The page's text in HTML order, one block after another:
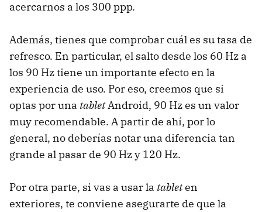
acercarnos a los 300 ppp.
Además, tienes que comprobar cuál es su tasa de
refresco. En particular, el salto desde los 60 Hz a
los 90 Hz tiene un importante efecto en la
experiencia de uso. Por eso, creemos que si
optas por una tabletAndroid, 90 Hz es un valor
muy recomendable. A partir de ahí, por lo
general, no deberías notar una diferencia tan
grande al pasar de 90 Hz y 120 Hz.
Por otra parte, si vas a usar la tableten
exteriores, te conviene asegurarte de que la